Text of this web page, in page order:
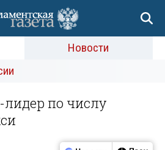
Новости
лидер по числу